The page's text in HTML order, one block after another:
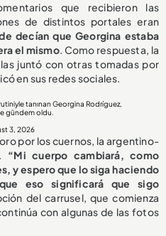
que recibieron las
de distintos portales eran
decían que Georgina estaba
el mismo. Como respuesta, la
juntó con otras tomadas por
en sus redes sociales.
tanınan Georgina Rodríguez,
gündem oldu.
3, 2026
por los cuernos, la argentino-
“Mi cuerpo cambiará, como
y espero que lo siga haciendo
eso significará que sigo
del carrusel, que comienza
con algunas de las fotos